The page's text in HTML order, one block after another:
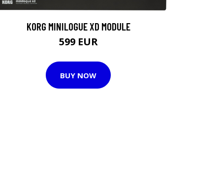
KORG MINILOGUE XD MODULE
599 EUR
BUY NOW